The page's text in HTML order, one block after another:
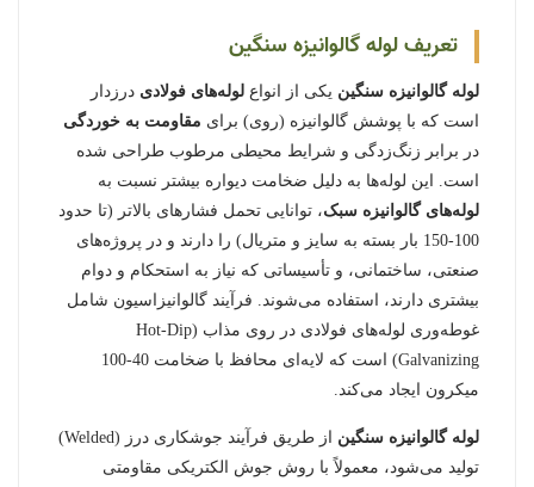
تعریف لوله گالوانیزه سنگین
لوله گالوانیزه سنگین یکی از انواع لوله‌های فولادی درزدار
است که با پوشش گالوانیزه (روی) برای مقاومت به خوردگی
در برابر زنگ‌زدگی و شرایط محیطی مرطوب طراحی شده
است. این لوله‌ها به دلیل ضخامت دیواره بیشتر نسبت به
لوله‌های گالوانیزه سبک، توانایی تحمل فشارهای بالاتر (تا حدود
100-150 بار بسته به سایز و متریال) را دارند و در پروژه‌های
صنعتی، ساختمانی، و تأسیساتی که نیاز به استحکام و دوام
بیشتری دارند، استفاده می‌شوند. فرآیند گالوانیزاسیون شامل
غوطه‌وری لوله‌های فولادی در روی مذاب (Hot-Dip
Galvanizing) است که لایه‌ای محافظ با ضخامت 40-100
میکرون ایجاد می‌کند.
لوله گالوانیزه سنگین
از طریق فرآیند جوشکاری درز (Welded)
تولید می‌شود، معمولاً با روش جوش الکتریکی مقاومتی